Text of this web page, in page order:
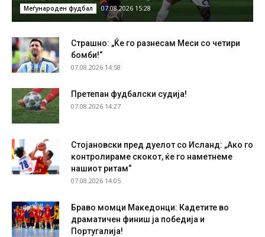
Меѓународен фудбал 07.08.2026 15:28
Страшно: „Ќе го разнесам Меси со четири
бомби!“
07.08.2026 14:58
Претепан фудбалски судија!
07.08.2026 14:27
Стојановски пред дуелот со Исланд: „Ако го
контролираме скокот, ќе го наметнеме
нашиот ритам“
07.08.2026 14:05
Браво момци Македонци: Кадетите во
драматичен финиш ја победија и
Португалија!